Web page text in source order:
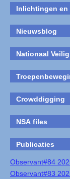
Inlichtingen en
Nieuwsblog
Nationaal
Crowddigging
NSA files
Publicaties
Observant#84
Observant#83